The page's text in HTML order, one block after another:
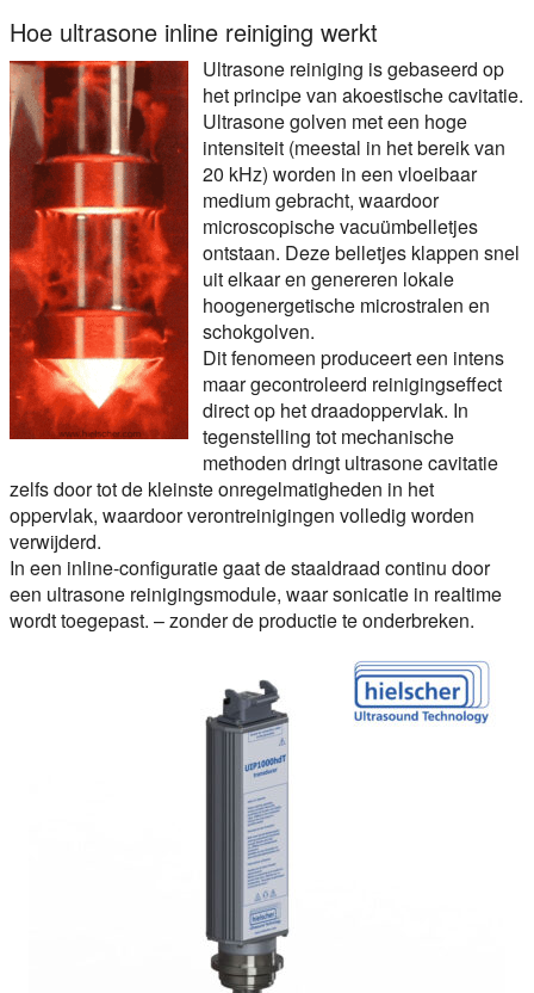
Hoe ultrasone inline reiniging werkt
Ultrasone reiniging is gebaseerd op
het principe van akoestische cavitatie.
Ultrasone golven met een hoge
intensiteit (meestal in het bereik van
20 kHz) worden in een vloeibaar
medium gebracht, waardoor
microscopische vacuümbelletjes
ontstaan. Deze belletjes klappen snel
uit elkaar en genereren lokale
hoogenergetische microstralen en
schokgolven.
Dit fenomeen produceert een intens
maar gecontroleerd reinigingseffect
direct op het draadoppervlak. In
tegenstelling tot mechanische
methoden dringt ultrasone cavitatie
zelfs door tot de kleinste onregelmatigheden in het
oppervlak, waardoor verontreinigingen volledig worden
verwijderd.
In een inline-configuratie gaat de staaldraad continu door
een ultrasone reinigingsmodule, waar sonicatie in realtime
wordt toegepast. – zonder de productie te onderbreken.